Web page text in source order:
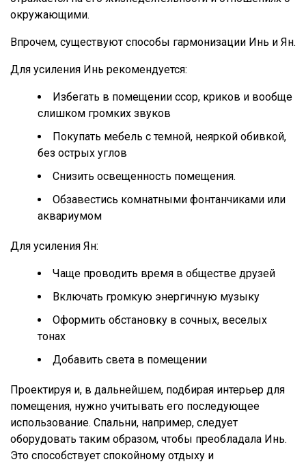
окружающими.
Впрочем, существуют способы гармонизации Инь и Ян.
Для усиления Инь рекомендуется:
Избегать в помещении ссор, криков и вообще
слишком громких звуков
Покупать мебель с темной, неяркой обивкой,
без острых углов
Снизить освещенность помещения.
Обзавестись комнатными фонтанчиками или
аквариумом
Для усиления Ян:
Чаще проводить время в обществе друзей
Включать громкую энергичную музыку
Оформить обстановку в сочных, веселых
тонах
Добавить света в помещении
Проектируя и, в дальнейшем, подбирая интерьер для
помещения, нужно учитывать его последующее
использование. Спальни, например, следует
оборудовать таким образом, чтобы преобладала Инь.
Это способствует спокойному отдыху и